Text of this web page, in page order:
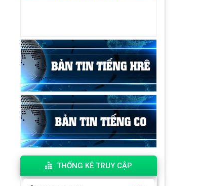
THỐNG KÊ TRUY CẬP